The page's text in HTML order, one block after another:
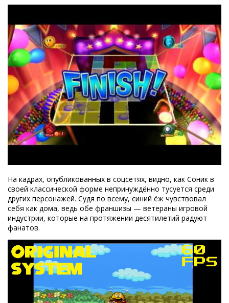
На кадрах, опубликованных в соцсетях, видно, как Соник в
своей классической форме непринуждённо тусуется среди
других персонажей. Судя по всему, синий ёж чувствовал
себя как дома, ведь обе франшизы — ветераны игровой
индустрии, которые на протяжении десятилетий радуют
фанатов.